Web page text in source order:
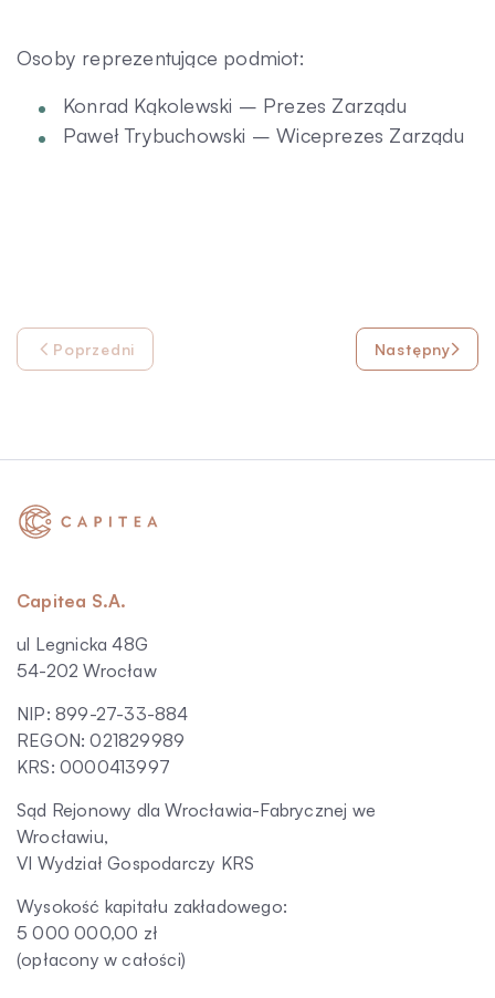
Osoby reprezentujące podmiot:
Konrad Kąkolewski – Prezes Zarządu
Paweł Trybuchowski – Wiceprezes Zarządu
Poprzedni Następny
Capitea S.A.
ul Legnicka 48G
54-202 Wrocław
NIP: 899-27-33-884
REGON: 021829989
KRS: 0000413997
Sąd Rejonowy dla Wrocławia-Fabrycznej we
Wrocławiu,
VI Wydział Gospodarczy KRS
Wysokość kapitału zakładowego:
5 000 000,00 zł
(opłacony w całości)